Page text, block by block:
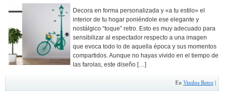
Decora en forma personalizada y «a tu estilo» el
interior de tu hogar poniéndole ese elegante y
nostálgico “toque” retro. Esto es muy adecuado para
sensibilizar al espectador respecto a una imagen
que evoca todo lo de aquella época y sus momentos
compartidos. Aunque no hayas vivido en el tiempo de
las farolas, este diseño […]
En Vinilos Retro